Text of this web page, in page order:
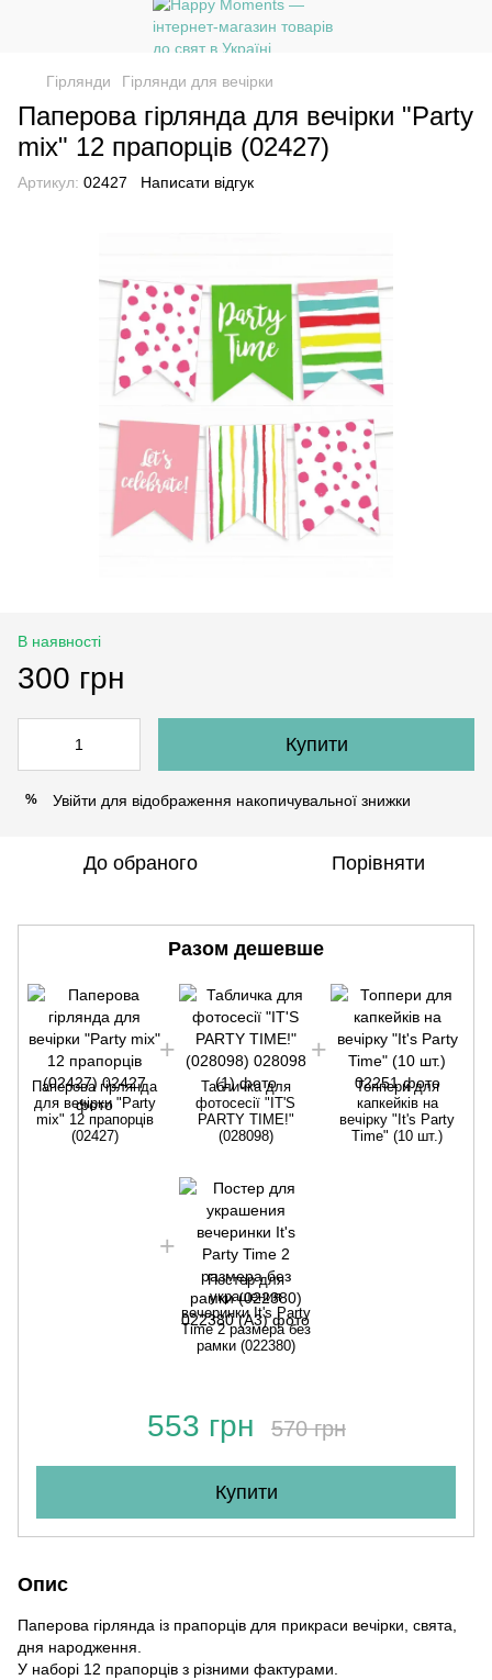
Гірлянди Гірлянди для вечірки
Паперова гірлянда для вечірки "Party
mix" 12 прапорців (02427)
Артикул: 02427 Написати відгук
В наявності
300 грн
Купити
% Увійти для відображення накопичувальної знижки
До обраного Порівняти
Разом дешевше
Паперова гірлянда
для вечірки "Party
mix" 12 прапорців
(02427)
Табличка для
фотосесії "IT'S
PARTY TIME!"
(028098)
Топпери для
капкейків на
вечірку "It's Party
Time" (10 шт.)
Постер для
украшения
вечеринки It's Party
Time 2 размера без
рамки (022380)
553 грн 570 грн
Купити
Опис
Паперова гірлянда із прапорців для прикраси вечірки, свята,
дня народження.
У наборі 12 прапорців з різними фактурами.